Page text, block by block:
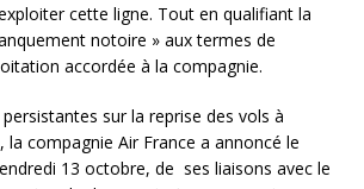
cette ligne. Tout en qualifiant la
notoire » aux termes de
accordée à la compagnie.
sur la reprise des vols à
compagnie Air France a annoncé le
13 octobre, de ses liaisons avec le